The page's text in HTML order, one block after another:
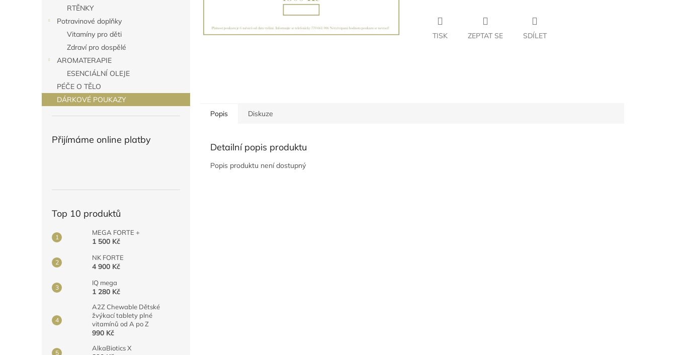
RTĚNKY
Potravinové doplňky
Vitamíny pro děti
Zdraví pro dospělé
AROMATERAPIE
ESENCIÁLNÍ OLEJE
PÉČE O TĚLO
DÁRKOVÉ POUKAZY
Přijímáme online platby
Top 10 produktů
MEGA FORTE +
1 500 Kč
NK FORTE
4 900 Kč
IQ mega
1 280 Kč
A2Z Chewable Dětské
žvýkací tablety plné
vitamínů od A po Z
990 Kč
AlkaBiotics X
TISK ZEPTAT SE SDÍLET
Popis Diskuze
Detailní popis produktu
Popis produktu není dostupný